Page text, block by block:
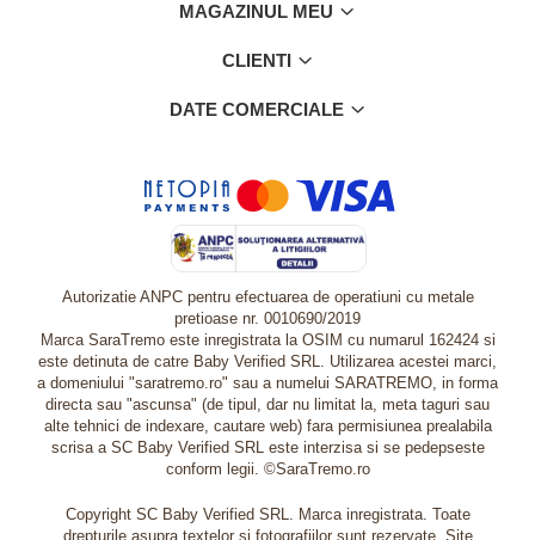
MAGAZINUL MEU
CLIENTI
DATE COMERCIALE
Autorizatie ANPC pentru efectuarea de operatiuni cu metale
pretioase nr. 0010690/2019
Marca SaraTremo este inregistrata la OSIM cu numarul 162424 si
este detinuta de catre Baby Verified SRL. Utilizarea acestei marci,
a domeniului "saratremo.ro" sau a numelui SARATREMO, in forma
directa sau "ascunsa" (de tipul, dar nu limitat la, meta taguri sau
alte tehnici de indexare, cautare web) fara permisiunea prealabila
scrisa a SC Baby Verified SRL este interzisa si se pedepseste
conform legii. ©SaraTremo.ro
Copyright SC Baby Verified SRL. Marca inregistrata. Toate
drepturile asupra textelor si fotografiilor sunt rezervate. Site